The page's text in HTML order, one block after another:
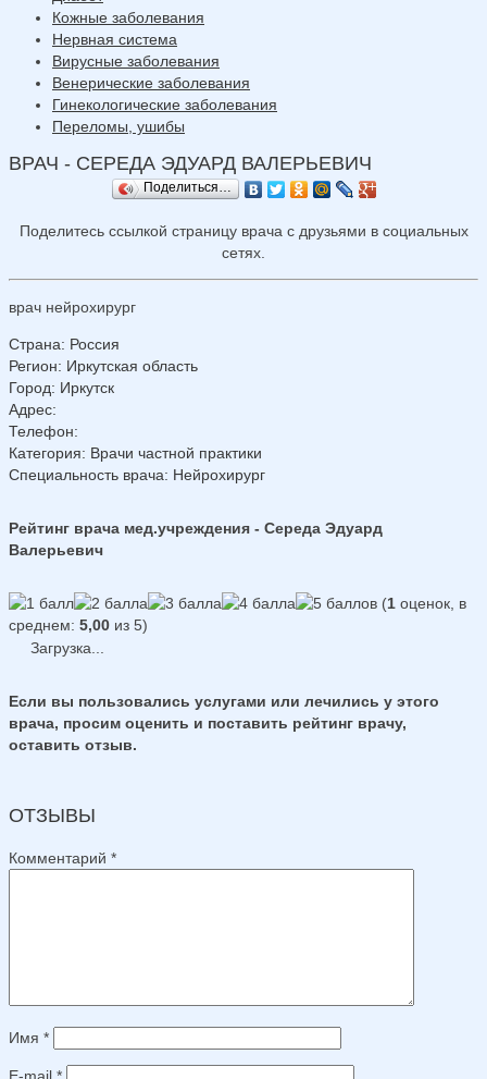
Кожные заболевания
Нервная система
Вирусные заболевания
Венерические заболевания
Гинекологические заболевания
Переломы, ушибы
ВРАЧ - СЕРЕДА ЭДУАРД ВАЛЕРЬЕВИЧ
Поделиться…
Поделитесь ссылкой страницу врача с друзьями в социальных
сетях.
врач нейрохирург
Страна: Россия
Регион: Иркутская область
Город: Иркутск
Адрес:
Телефон:
Категория: Врачи частной практики
Специальность врача: Нейрохирург
Рейтинг врача мед.учреждения - Середа Эдуард
Валерьевич
(1 оценок, в
среднем: 5,00 из 5)
Загрузка...
Если вы пользовались услугами или лечились у этого
врача, просим оценить и поставить рейтинг врачу,
оставить отзыв.
ОТЗЫВЫ
Комментарий *
Имя *